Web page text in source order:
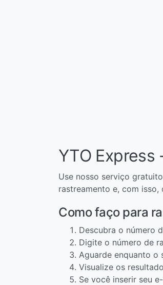
YTO Express
Use nosso serviço
rastreamento e, com
Como faço para
Descubra o número
Digite o número de
Aguarde enquanto o
Visualize os
Se você inserir seu